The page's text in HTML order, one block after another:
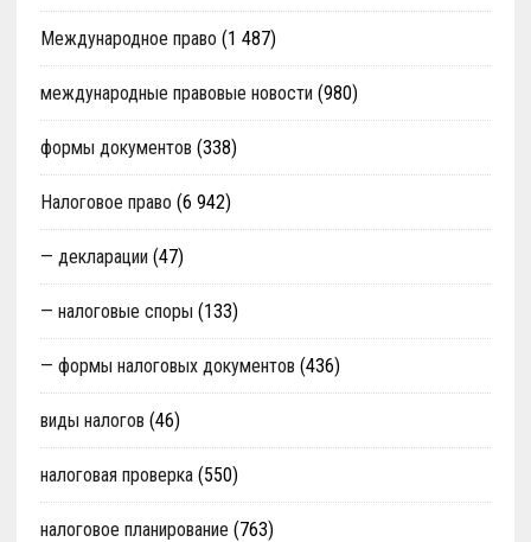
Международное право (1 487)
международные правовые новости (980)
формы документов (338)
Налоговое право (6 942)
— декларации (47)
— налоговые споры (133)
— формы налоговых документов (436)
виды налогов (46)
налоговая проверка(550)
налоговое планирование (763)